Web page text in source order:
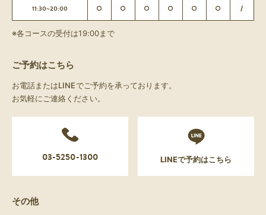
11:30~20:00 ○ ○ ○ ○ ○ ○ /
※各コースの受付は19:00まで
ご予約はこちら
お電話またはLINEでご予約を承っております。
お気軽にご連絡ください。
03-5250-1300 LINEで予約はこちら
その他